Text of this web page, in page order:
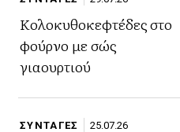
Κολοκυθοκεφτέδες στο
φούρνο με σώς
γιαουρτιού
ΣΥΝΤΑΓΕΣ 25.07.26